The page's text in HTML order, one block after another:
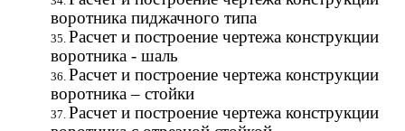
воротника пиджачного типа
Расчет и построение чертежа конструкции
воротника - шаль
Расчет и построение чертежа конструкции
воротника – стойки
Расчет и построение чертежа конструкции